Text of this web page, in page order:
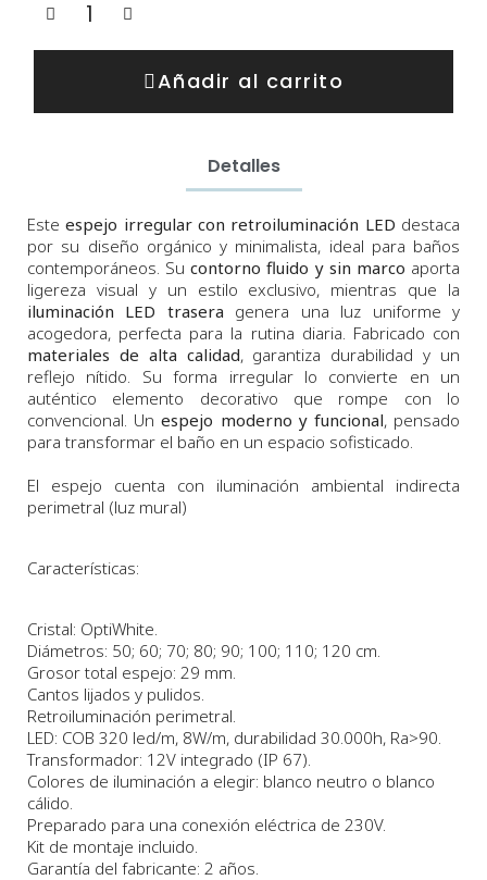
Añadir al carrito
Detalles
Esteespejo irregular con retroiluminación LED destaca
por su diseño orgánico y minimalista, ideal para baños
contemporáneos. Sucontorno fluido y sin marco aporta
ligereza visual y un estilo exclusivo, mientras que la
iluminación LED trasera genera una luz uniforme y
acogedora, perfecta para la rutina diaria. Fabricado con
materiales de alta calidad, garantiza durabilidad y un
reflejo nítido. Su forma irregular lo convierte en un
auténtico elemento decorativo que rompe con lo
convencional. Unespejo moderno y funcional, pensado
para transformar el baño en un espacio sofisticado.
El espejo cuenta con iluminación ambiental indirecta
perimetral (luz mural)
Características:
Cristal: OptiWhite.
Diámetros: 50; 60; 70; 80; 90; 100; 110; 120 cm.
Grosor total espejo: 29 mm.
Cantos lijados y pulidos.
Retroiluminación perimetral.
LED: COB 320 led/m, 8W/m, durabilidad 30.000h, Ra>90.
Transformador: 12V integrado (IP 67).
Colores de iluminación a elegir: blanco neutro o blanco
cálido.
Preparado para una conexión eléctrica de 230V.
Kit de montaje incluido.
Garantía del fabricante: 2 años.